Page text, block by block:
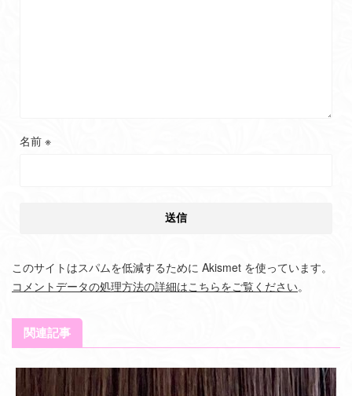
名前 ※
このサイトはスパムを低減するために Akismet を使っています。
コメントデータの処理方法の詳細はこちらをご覧ください。
関連記事